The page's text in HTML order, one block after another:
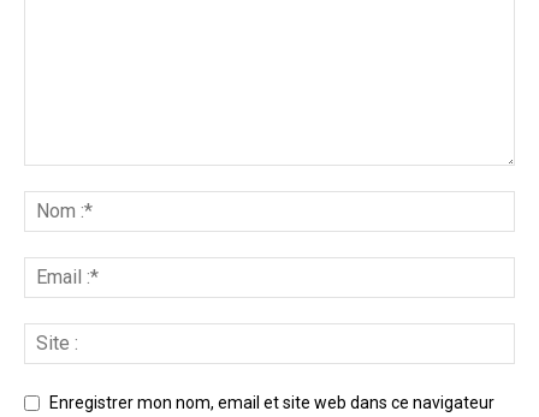
Enregistrer mon nom, email et site web dans ce navigateur